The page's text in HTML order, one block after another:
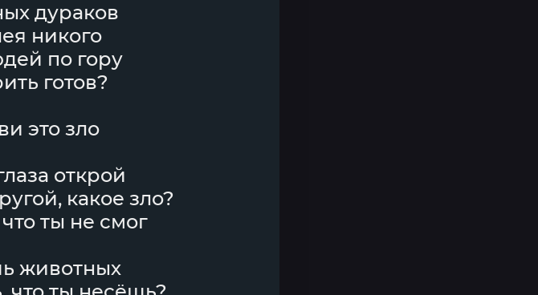
дураков
никого
по гору
готов?
это зло
открой
какое зло?
ты не смог
животных